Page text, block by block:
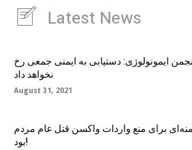
Latest News
ایمونولوژی: دستیابی به ایمنی جمعی رخ
نخواهد داد
August 31, 2021
برای منع واردات واکسن قتل عام مردم
بود!